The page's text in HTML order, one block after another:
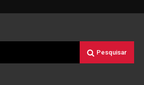
Pesquisar